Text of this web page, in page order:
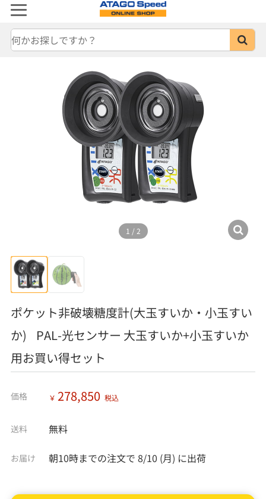
1 / 2
ポケット非破壊糖度計(大玉すいか・小玉すい
か) PAL-光センサー 大玉すいか+小玉すいか
用お買い得セット
価格 ￥ 278,850 税込
送料 無料
お届け 朝10時までの注文で 8/10 (月) に出荷